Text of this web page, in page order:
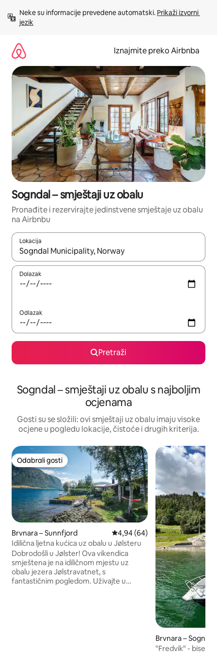
sadržaj
Neke su informacije prevedene automatski. Prikaži izvorni
jezik
Iznajmite preko Airbnba
Sogndal – smještaji uz obalu
Pronađite i rezervirajte jedinstvene smještaje uz obalu
na Airbnbu
Lokacija
Kada budu dostupni rezultati, moći ćete ih pregledati
Dolazak
Odlazak
Pretraži
Sogndal – smještaji uz obalu s najboljim
ocjenama
Gosti su se složili: ovi smještaji uz obalu imaju visoke
ocjene u pogledu lokacije, čistoće i drugih kriterija.
Odabrali gosti
Odabrali gosti
Brvnara – Sunnfjord Prosječna ocjena: 4,94/5,
4,94 (64)
Idilična ljetna kućica uz obalu u Jølsteru
Dobrodošli u Jølster! Ova vikendica
smještena je na idiličnom mjestu uz
obalu jezera Jølstravatnet, s
fantastičnim pogledom. Uživajte u
Brvnara – Sogndal
"Fredvik" - biser